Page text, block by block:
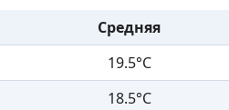
Средняя
19.5°C
18.5°C